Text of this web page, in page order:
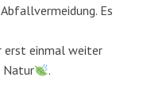
Es
erst einmal weiter
Natur
.